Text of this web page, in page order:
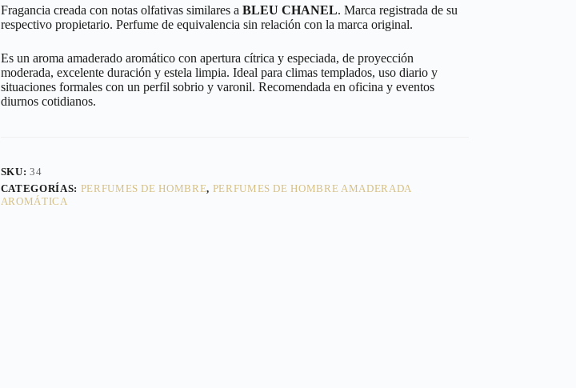
Fragancia creada con notas olfativas similares a BLEU CHANEL. Marca registrada de su
respectivo propietario. Perfume de equivalencia sin relación con la marca original.
Es un aroma amaderado aromático con apertura cítrica y especiada, de proyección
moderada, excelente duración y estela limpia. Ideal para climas templados, uso diario y
situaciones formales con un perfil sobrio y varonil. Recomendada en oficina y eventos
diurnos cotidianos.
SKU:34
CATEGORÍAS: PERFUMES DE HOMBRE, PERFUMES DE HOMBRE AMADERADA
AROMÁTICA